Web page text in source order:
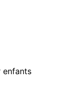
enfants